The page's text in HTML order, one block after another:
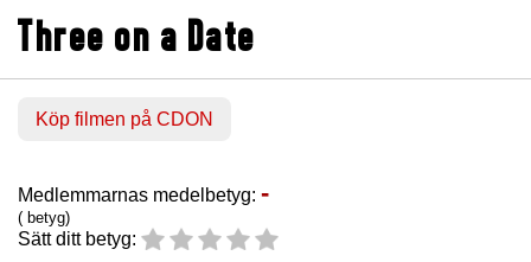
Three on a Date
Köp filmen på CDON
Medlemmarnas medelbetyg: -
( betyg)
Sätt ditt betyg: